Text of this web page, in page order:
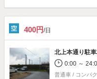
400円/日
北上本通り駐
0:00 ～
普通車 / コンパ